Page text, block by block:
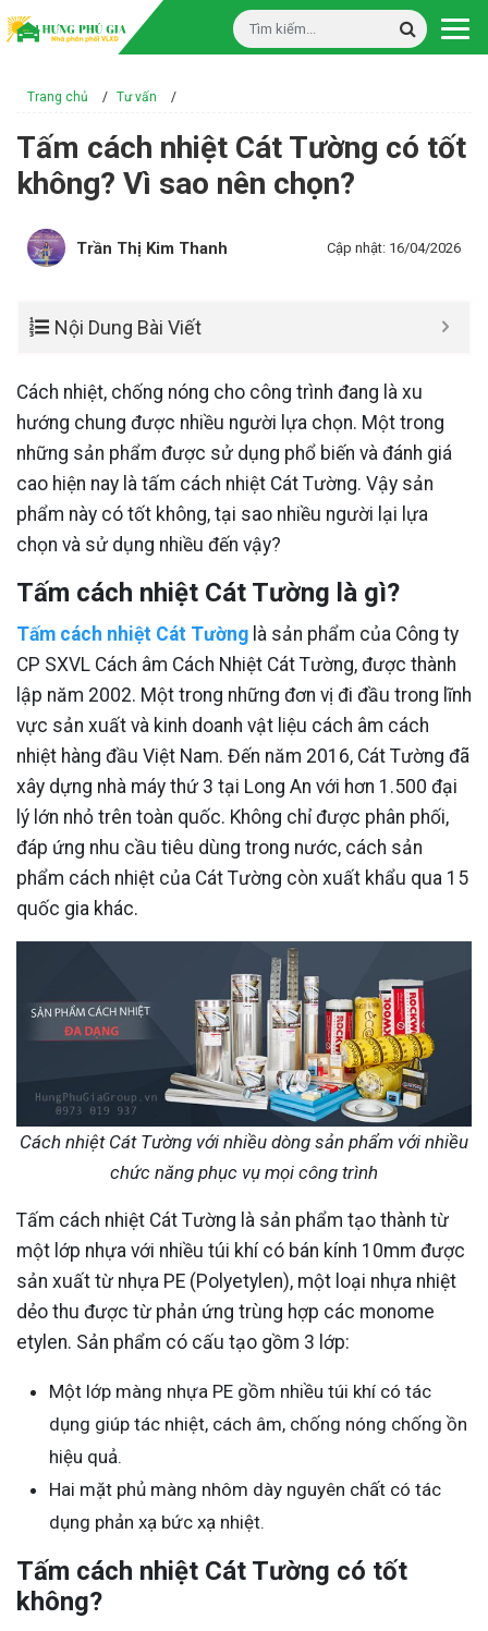
Trang chủ / Tư vấn /
Tấm cách nhiệt Cát Tường có tốt
không? Vì sao nên chọn?
Trần Thị Kim Thanh Cập nhật: 16/04/2026
Nội Dung Bài Viết
Cách nhiệt, chống nóng cho công trình đang là xu
hướng chung được nhiều người lựa chọn. Một trong
những sản phẩm được sử dụng phổ biến và đánh giá
cao hiện nay là tấm cách nhiệt Cát Tường. Vậy sản
phẩm này có tốt không, tại sao nhiều người lại lựa
chọn và sử dụng nhiều đến vậy?
Tấm cách nhiệt Cát Tường là gì?
Tấm cách nhiệt Cát Tường là sản phẩm của Công ty
CP SXVL Cách âm Cách Nhiệt Cát Tường, được thành
lập năm 2002. Một trong những đơn vị đi đầu trong lĩnh
vực sản xuất và kinh doanh vật liệu cách âm cách
nhiệt hàng đầu Việt Nam. Đến năm 2016, Cát Tường đã
xây dựng nhà máy thứ 3 tại Long An với hơn 1.500 đại
lý lớn nhỏ trên toàn quốc. Không chỉ được phân phối,
đáp ứng nhu cầu tiêu dùng trong nước, cách sản
phẩm cách nhiệt của Cát Tường còn xuất khẩu qua 15
quốc gia khác.
Cách nhiệt Cát Tường với nhiều dòng sản phẩm với nhiều
chức năng phục vụ mọi công trình
Tấm cách nhiệt Cát Tường là sản phẩm tạo thành từ
một lớp nhựa với nhiều túi khí có bán kính 10mm được
sản xuất từ nhựa PE (Polyetylen), một loại nhựa nhiệt
dẻo thu được từ phản ứng trùng hợp các monome
etylen. Sản phẩm có cấu tạo gồm 3 lớp:
Một lớp màng nhựa PE gồm nhiều túi khí có tác
dụng giúp tác nhiệt, cách âm, chống nóng chống ồn
hiệu quả.
Hai mặt phủ màng nhôm dày nguyên chất có tác
dụng phản xạ bức xạ nhiệt.
Tấm cách nhiệt Cát Tường có tốt
không?